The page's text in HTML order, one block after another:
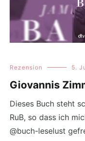
Rezension 5.
Giovannis
Dieses Buch steht
RuB, so dass ich
@buch-leselust